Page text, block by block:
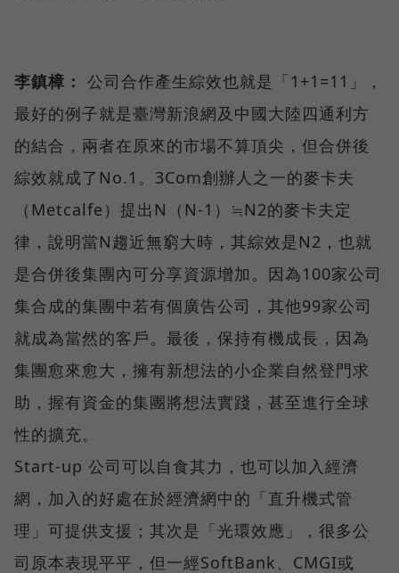
李鎮樟： 公司合作產生綜效也就是「1+1=11」，
最好的例子就是臺灣新浪網及中國大陸四通利方
的結合，兩者在原來的市場不算頂尖，但合併後
綜效就成了No.1。3Com創辦人之一的麥卡夫
（Metcalfe）提出N（N-1）≒N2的麥卡夫定
律，說明當N趨近無窮大時，其綜效是N2，也就
是合併後集團內可分享資源增加。因為100家公司
集合成的集團中若有個廣告公司，其他99家公司
就成為當然的客戶。最後，保持有機成長，因為
集團愈來愈大，擁有新想法的小企業自然登門求
助，握有資金的集團將想法實踐，甚至進行全球
性的擴充。
Start-up 公司可以自食其力，也可以加入經濟
網，加入的好處在於經濟網中的「直升機式管
理」可提供支援；其次是「光環效應」，很多公
司原本表現平平，但一經SoftBank、CMGI或